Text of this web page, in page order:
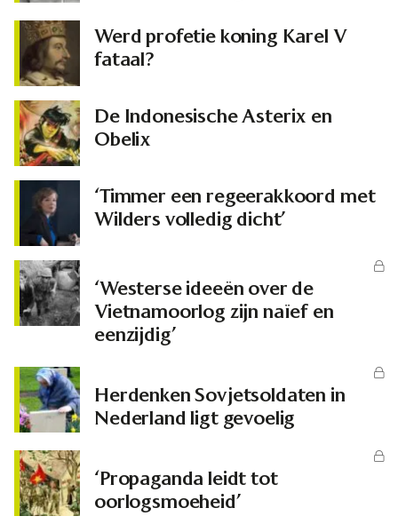
Werd profetie koning Karel V
fataal?
De Indonesische Asterix en
Obelix
‘Timmer een regeerakkoord met
Wilders volledig dicht’
‘Westerse ideeën over de
Vietnamoorlog zijn naïef en
eenzijdig’
Herdenken Sovjetsoldaten in
Nederland ligt gevoelig
‘Propaganda leidt tot
oorlogsmoeheid’